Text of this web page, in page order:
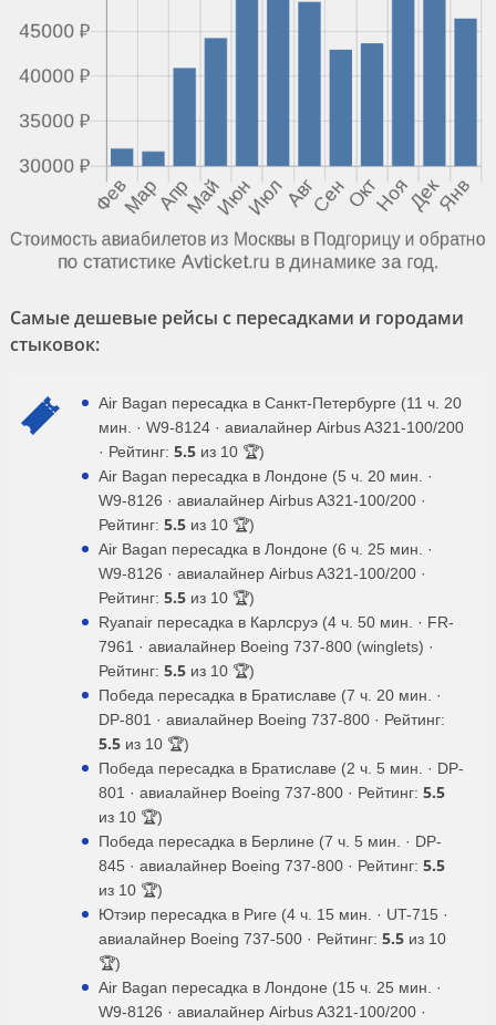
Самые дешевые рейсы с пересадками и городами
стыковок:
Air Bagan пересадка в Санкт-Петербурге (11 ч. 20
мин. · W9-8124 · авиалайнер Airbus A321-100/200
· Рейтинг: 5.5 из 10 🏆)
Air Bagan пересадка в Лондоне (5 ч. 20 мин. ·
W9-8126 · авиалайнер Airbus A321-100/200 ·
Рейтинг: 5.5 из 10 🏆)
Air Bagan пересадка в Лондоне (6 ч. 25 мин. ·
W9-8126 · авиалайнер Airbus A321-100/200 ·
Рейтинг: 5.5 из 10 🏆)
Ryanair пересадка в Карлсруэ (4 ч. 50 мин. · FR-
7961 · авиалайнер Boeing 737-800 (winglets) ·
Рейтинг: 5.5 из 10 🏆)
Победа пересадка в Братиславе (7 ч. 20 мин. ·
DP-801 · авиалайнер Boeing 737-800 · Рейтинг:
5.5 из 10 🏆)
Победа пересадка в Братиславе (2 ч. 5 мин. · DP-
801 · авиалайнер Boeing 737-800 · Рейтинг: 5.5
из 10 🏆)
Победа пересадка в Берлине (7 ч. 5 мин. · DP-
845 · авиалайнер Boeing 737-800 · Рейтинг: 5.5
из 10 🏆)
Ютэир пересадка в Риге (4 ч. 15 мин. · UT-715 ·
авиалайнер Boeing 737-500 · Рейтинг: 5.5 из 10
🏆)
Air Bagan пересадка в Лондоне (15 ч. 25 мин. ·
W9-8126 · авиалайнер Airbus A321-100/200 ·